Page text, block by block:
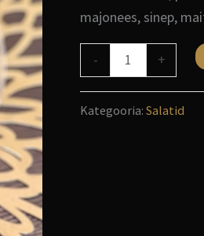
majonees, sinep,
- +
Kategooria: Salatid